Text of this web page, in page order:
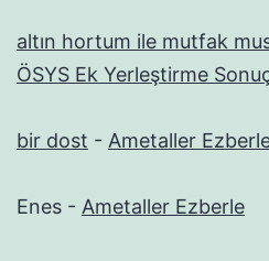
altın hortum ile mutfak
ÖSYS Ek Yerleştirme
bir dost - Ametaller
Enes - Ametaller Ezberle